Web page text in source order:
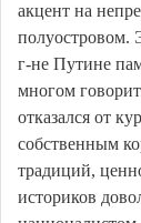
акцент на
полуостровом.
г-не Путине
многом
отказался от
собственным
традиций,
историков